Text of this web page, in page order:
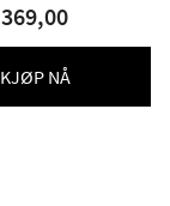
369,00
KJØP NÅ